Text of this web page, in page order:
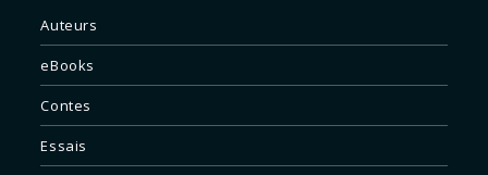
Auteurs
eBooks
Contes
Essais